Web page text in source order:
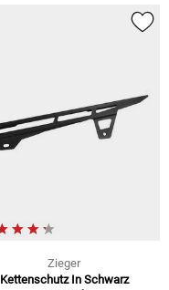
Zieger
Kettenschutz In Schwarz